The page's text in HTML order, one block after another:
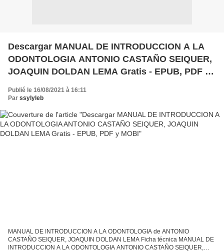
Descargar MANUAL DE INTRODUCCION A LA
ODONTOLOGIA ANTONIO CASTAÑO SEIQUER,
JOAQUIN DOLDAN LEMA Gratis - EPUB, PDF y
Publié le 16/08/2021 à 16:11
Par ssylyleb
MANUAL DE INTRODUCCION A LA ODONTOLOGIA de ANTONIO
CASTAÑO SEIQUER, JOAQUIN DOLDAN LEMA Ficha técnica MANUAL DE
INTRODUCCION A LA ODONTOLOGIA ANTONIO CASTAÑO SEIQUER,